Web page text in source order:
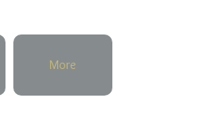
More